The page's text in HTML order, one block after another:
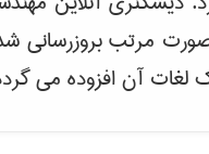
مرتب بروزرسانی
لغات آن افزوده می